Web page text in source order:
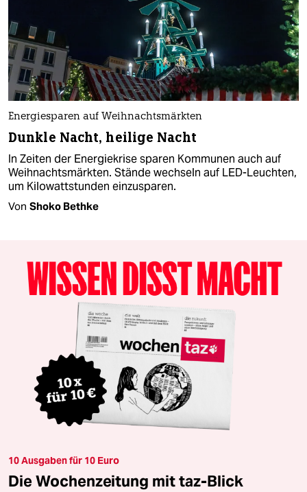
Energiesparen auf Weihnachtsmärkten
Dunkle Nacht, heilige Nacht
In Zeiten der Energiekrise sparen Kommunen auch auf
Weihnachtsmärkten. Stände wechseln auf LED-Leuchten,
um Kilowattstunden einzusparen.
Von Shoko Bethke
10 Ausgaben für 10 Euro
Die Wochenzeitung mit taz-Blick